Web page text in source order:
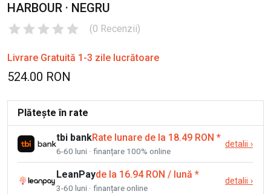
HARBOUR · NEGRU
(0 Recenzii)
Livrare Gratuită 1-3 zile lucrătoare
524.00 RON
Plătește în rate
tbi bankRate lunare de la 18.49 RON *
6-60 luni · finanțare 100% online
detalii ›
LeanPayde la 16.94 RON / lună *
3-60 luni · finanțare online
detalii ›